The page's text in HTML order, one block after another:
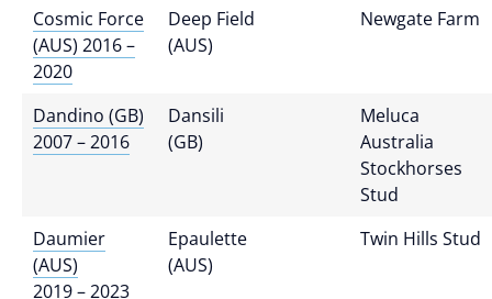
Cosmic Force
(AUS) 2016 –
2020
Deep Field
(AUS)
Newgate Farm
Dandino (GB)
2007 – 2016
Dansili
(GB)
Meluca
Australia
Stockhorses
Stud
Daumier
(AUS)
2019 – 2023
Epaulette
(AUS)
Twin Hills Stud